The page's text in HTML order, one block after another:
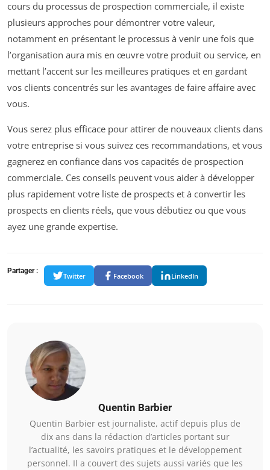
cours du processus de prospection commerciale, il existe
plusieurs approches pour démontrer votre valeur,
notamment en présentant le processus à venir une fois que
l’organisation aura mis en œuvre votre produit ou service, en
mettant l’accent sur les meilleures pratiques et en gardant
vos clients concentrés sur les avantages de faire affaire avec
vous.
Vous serez plus efficace pour attirer de nouveaux clients dans
votre entreprise si vous suivez ces recommandations, et vous
gagnerez en confiance dans vos capacités de prospection
commerciale. Ces conseils peuvent vous aider à développer
plus rapidement votre liste de prospects et à convertir les
prospects en clients réels, que vous débutiez ou que vous
ayez une grande expertise.
Partager :
Twitter Facebook LinkedIn
Quentin Barbier
Quentin Barbier est journaliste, actif depuis plus de
dix ans dans la rédaction d’articles portant sur
l’actualité, les savoirs pratiques et le développement
personnel. Il a couvert des sujets aussi variés que les